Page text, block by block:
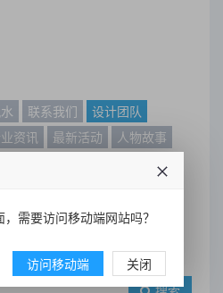
联系我们
设计团队
资讯 最新活动
人物故事
需要访问移动端网站吗？
访问移动端 关闭